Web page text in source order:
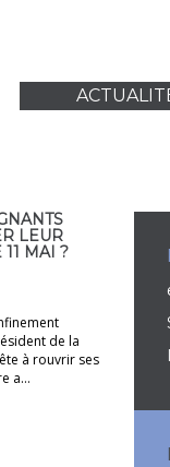
LEUR
MAI ?
de la
à rouvrir ses
a…